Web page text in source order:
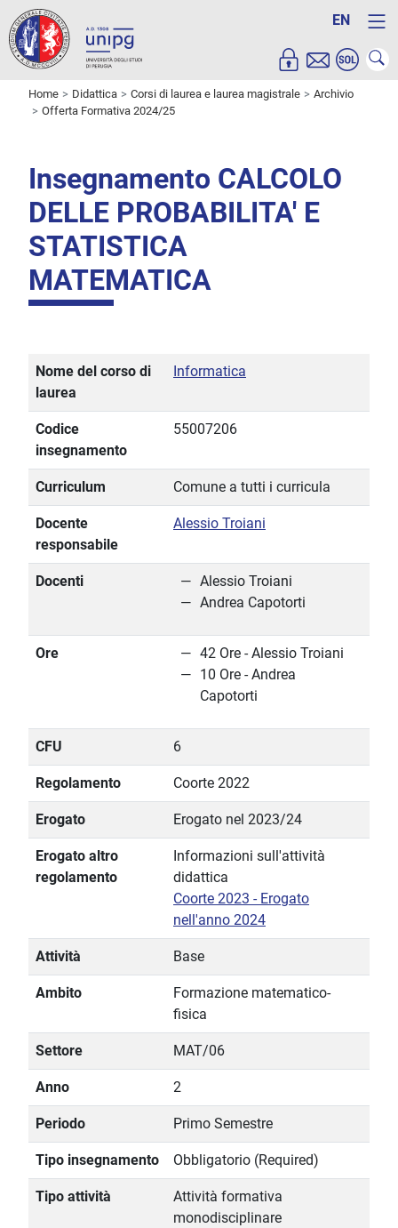
EN
Home Didattica Corsi di laurea e laurea magistrale
Archivio
Offerta Formativa 2024/25
Insegnamento CALCOLO
DELLE PROBABILITA' E
STATISTICA
MATEMATICA
Nome del corso di
laurea
Informatica
Codice
insegnamento
55007206
Curriculum Comune a tutti i curricula
Docente
responsabile
Alessio Troiani
Docenti
Alessio Troiani
Andrea Capotorti
Ore
42 Ore - Alessio Troiani
10 Ore - Andrea
Capotorti
CFU 6
Regolamento Coorte 2022
Erogato Erogato nel 2023/24
Erogato altro
regolamento
Informazioni sull'attività
didattica
Coorte 2023 - Erogato
nell'anno 2024
Attività Base
Ambito
Formazione matematico-
fisica
Settore MAT/06
Anno 2
Periodo Primo Semestre
Tipo insegnamento Obbligatorio (Required)
Tipo attività
Attività formativa
monodisciplinare